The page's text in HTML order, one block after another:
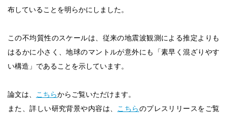
布していることを明らかにしました。
この不均質性のスケールは、従来の地震波観測による推定よりも
はるかに小さく、地球のマントルが意外にも「素早く混ざりやす
い構造」であることを示しています。
論文は、 こちらからご覧いただけます。
また、詳しい研究背景や内容は、 こちらのプレスリリースをご覧